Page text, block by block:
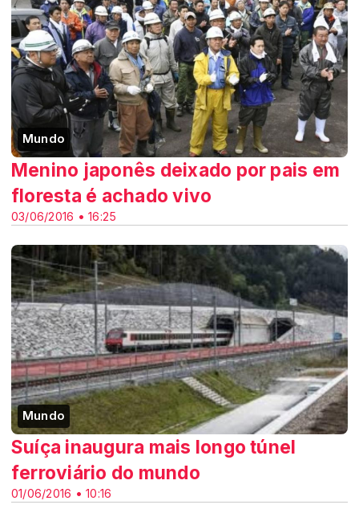
Mundo
03/06/2016 • 16:25
Menino japonês deixado por pais em
floresta é achado vivo
Mundo
01/06/2016 • 10:16
Suíça inaugura mais longo túnel
ferroviário do mundo